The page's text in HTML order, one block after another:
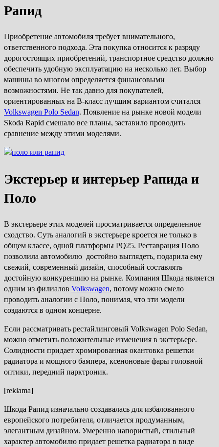
Рапид
Приобретение автомобиля требует внимательного,
ответственного подхода. Эта покупка относится к разряду
дорогостоящих приобретений, транспортное средство должно
обеспечить удобную эксплуатацию на несколько лет. Выбор
машины во многом определяется финансовыми
возможностями. Не так давно для покупателей,
ориентированных на B-класс лучшим вариантом считался
Volkswagen Polo Sedan. Появление на рынке новой модели
Skoda Rapid смешало все планы, заставило проводить
сравнение между этими моделями.
Экстерьер и интерьер Рапида и
Поло
В экстерьере этих моделей просматривается определенное
сходство. Суть аналогий в экстерьере кроется не только в
общем классе, одной платформы PQ25. Реставрация Поло
позволила автомобилю достойно выглядеть, подарила ему
свежий, современный дизайн, способный составлять
достойную конкуренцию на рынке. Компания Шкода является
одним из филиалов Volkswagen, потому можно смело
проводить аналогии с Поло, понимая, что эти модели
создаются в одном концерне.
Если рассматривать рестайлинговый Volkswagen Polo Sedan,
можно отметить положительные изменения в экстерьере.
Солидности придает хромированная окантовка решетки
радиатора и мощного бампера, ксеноновые фары головной
оптики, передний парктроник.
[reklama]
Шкода Рапид изначально создавалась для избалованного
европейского потребителя, отличается продуманным,
элегантным дизайном. Умеренно напористый, стильный
характер автомобилю придает решетка радиатора в виде